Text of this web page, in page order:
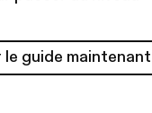
le guide maintenant
le guide maintenant